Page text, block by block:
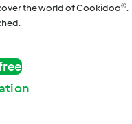
the world of Cookidoo®.